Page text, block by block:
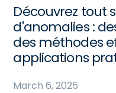
Découvrez tout
d'anomalies :
des méthodes
applications
March 6, 2025